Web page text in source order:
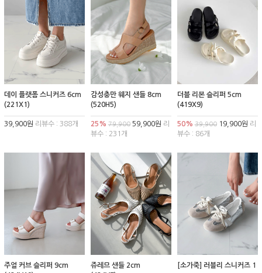
데이 플랫폼 스니커즈 6cm
(221X1)
39,900원 리뷰수 : 388개
감성충만 웨지 샌들 8cm
(520H5)
25% 79,90059,900원 리
뷰수 : 231개
더블 리본 슬리퍼 5cm
(419X9)
50% 39,90019,900원 리
뷰수 : 86개
주얼 커브 슬리퍼 9cm
쥬레므 샌들 2cm
[소가죽] 러블리 스니커즈 1